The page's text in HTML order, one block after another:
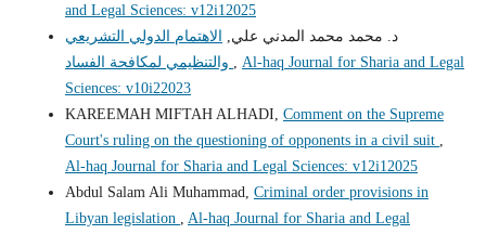
and Legal Sciences: v12i12025
د. محمد محمد المدني علي,
الاهتمام الدولي التشريعي
Al-haq Journal for Sharia and Legal
Sciences: v10i22023
KAREEMAH MIFTAH ALHADI, Comment on the Supreme
Court's ruling on the questioning of opponents in a civil suit
Al-haq Journal for Sharia and Legal Sciences: v12i12025
Abdul Salam Ali Muhammad, Criminal order provisions in
Libyan legislation
Al-haq Journal for Sharia and Legal